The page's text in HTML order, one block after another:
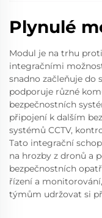
Plynulé
Modul je na trhu
integračními
snadno začleňuje do
podporuje různé
bezpečnostních
připojení k dalším
systémů CCTV,
Tato integrační
na hrozby z dronů a
bezpečnostních
řízení a
týmům udržovat si